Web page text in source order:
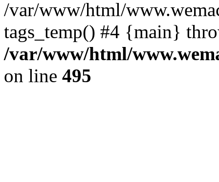
/var/www/html/
tags_temp() #4 {main}
/var/www/html/
on line 495